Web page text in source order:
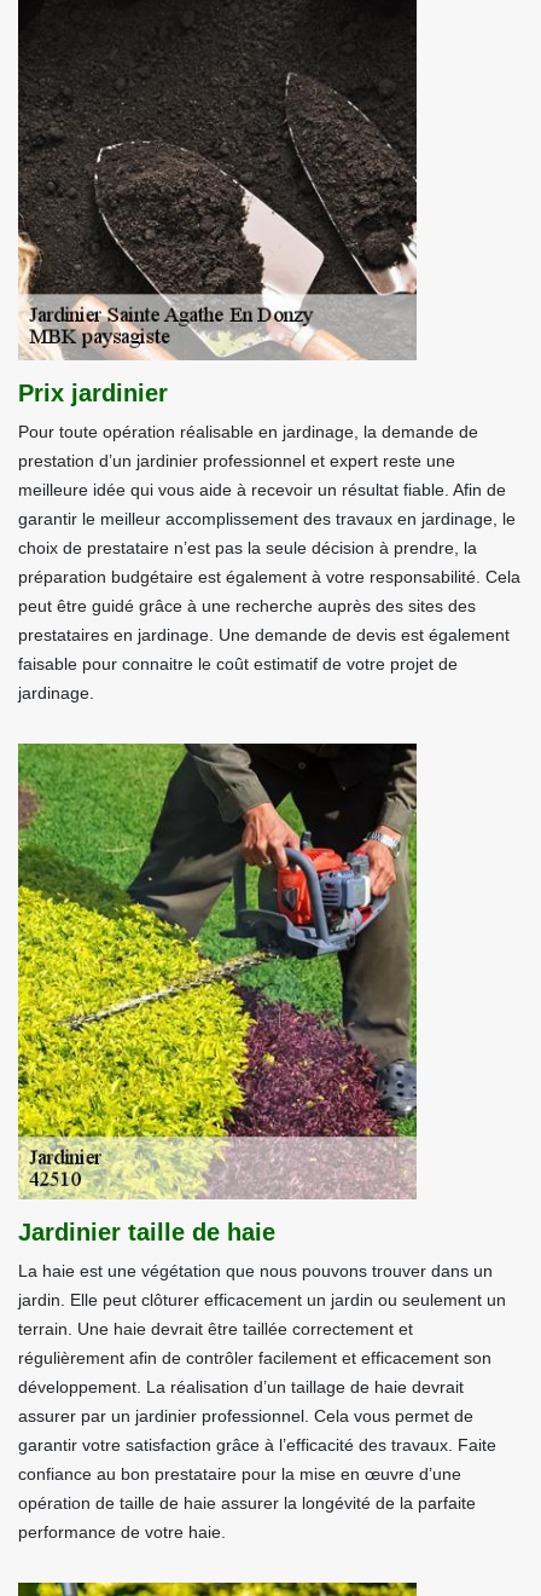
Prix jardinier
Pour toute opération réalisable en jardinage, la demande de
prestation d’un jardinier professionnel et expert reste une
meilleure idée qui vous aide à recevoir un résultat fiable. Afin de
garantir le meilleur accomplissement des travaux en jardinage, le
choix de prestataire n’est pas la seule décision à prendre, la
préparation budgétaire est également à votre responsabilité. Cela
peut être guidé grâce à une recherche auprès des sites des
prestataires en jardinage. Une demande de devis est également
faisable pour connaitre le coût estimatif de votre projet de
jardinage.
Jardinier taille de haie
La haie est une végétation que nous pouvons trouver dans un
jardin. Elle peut clôturer efficacement un jardin ou seulement un
terrain. Une haie devrait être taillée correctement et
régulièrement afin de contrôler facilement et efficacement son
développement. La réalisation d’un taillage de haie devrait
assurer par un jardinier professionnel. Cela vous permet de
garantir votre satisfaction grâce à l’efficacité des travaux. Faite
confiance au bon prestataire pour la mise en œuvre d’une
opération de taille de haie assurer la longévité de la parfaite
performance de votre haie.